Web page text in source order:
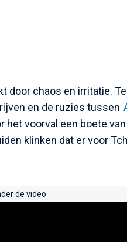
door chaos en irritatie.
en de ruzies tussen
het voorval een boete
klinken dat er voor
de video